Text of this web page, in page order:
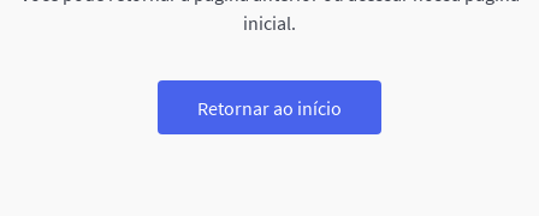
inicial.
Retornar ao início